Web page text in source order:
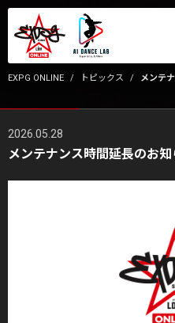
EXPG ONLINE トピックス
2026.05.28
メンテナンス時間延長のお知